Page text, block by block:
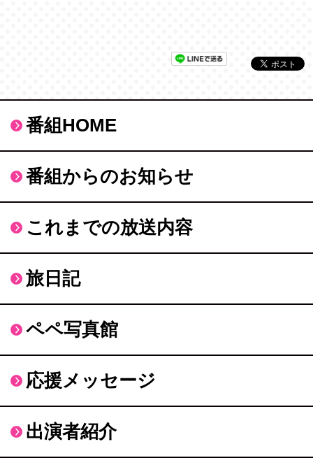
番組HOME
番組からのお知らせ
これまでの放送内容
旅日記
ペペ写真館
応援メッセージ
出演者紹介